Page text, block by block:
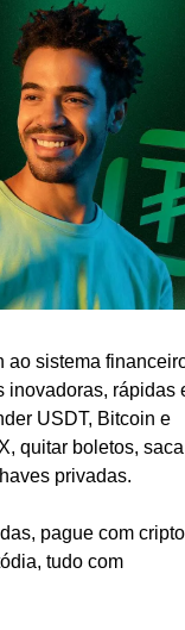
ao sistema
inovadoras, rápidas
USDT, Bitcoin e
quitar boletos,
privadas.
pague com cripto
tudo com